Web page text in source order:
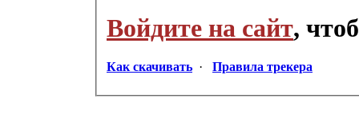
Войдите на сайт,
Как скачивать · Правила трекера